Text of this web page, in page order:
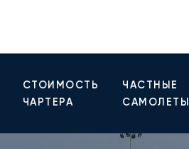
СТОИМОСТЬ
ЧАРТЕРА
ЧАСТНЫЕ
САМОЛЕТЫ